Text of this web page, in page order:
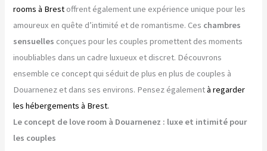
rooms à Brest offrent également une expérience unique pour les
amoureux en quête d’intimité et de romantisme. Ces chambres
sensuelles conçues pour les couples promettent des moments
inoubliables dans un cadre luxueux et discret. Découvrons
ensemble ce concept qui séduit de plus en plus de couples à
Douarnenez et dans ses environs. Pensez égalementà regarder
les hébergements à Brest.
Le concept de love room à Douarnenez : luxe et intimité pour
les couples